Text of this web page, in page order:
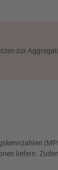
zur
liefern.